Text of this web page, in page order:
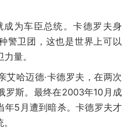
为车臣总统。卡德罗夫身
警卫团，这也是世界上可以
量。
艾哈迈德·卡德罗夫，在两次
罗斯。最终在2003年10月成
年5月遭到暗杀。卡德罗夫才